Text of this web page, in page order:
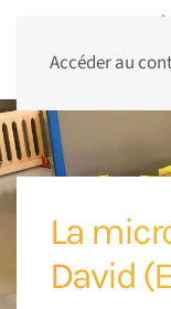
Accéder au
La
David